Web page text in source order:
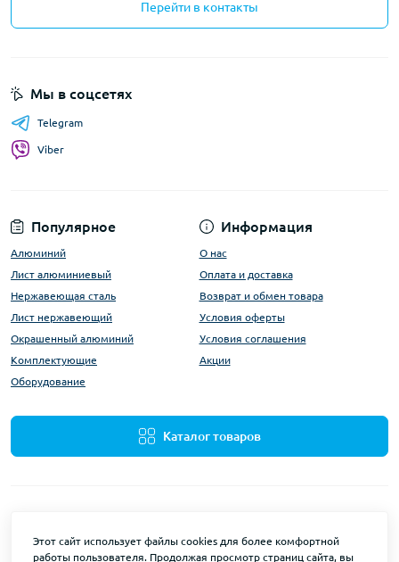
Перейти в контакты
Популярное
Алюминий
Лист алюминиевый
Нержавеющая сталь
Лист нержавеющий
Окрашенный алюминий
Комплектующие
Оборудование
Информация
О нас
Оплата и доставка
Возврат и обмен товара
Условия оферты
Условия соглашения
Акции
Каталог товаров
Мы в соцсетях
Telegram
Viber
Этот сайт использует файлы cookies для более комфортной
работы пользователя. Продолжая просмотр страниц сайта, вы